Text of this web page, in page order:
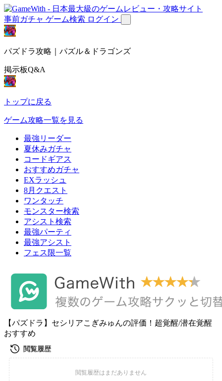
事前ガチャ ゲーム検索 ログイン
パズドラ攻略｜パズル＆ドラゴンズ
掲示板Q&A
トップに戻る
ゲーム攻略一覧を見る
最強リーダー
夏休みガチャ
コードギアス
おすすめガチャ
EXラッシュ
8月クエスト
ワンタッチ
モンスター検索
アシスト検索
最強パーティ
最強アシスト
フェス限一覧
【パズドラ】セシリアこぎみゅんの評価！超覚醒/潜在覚醒
おすすめ